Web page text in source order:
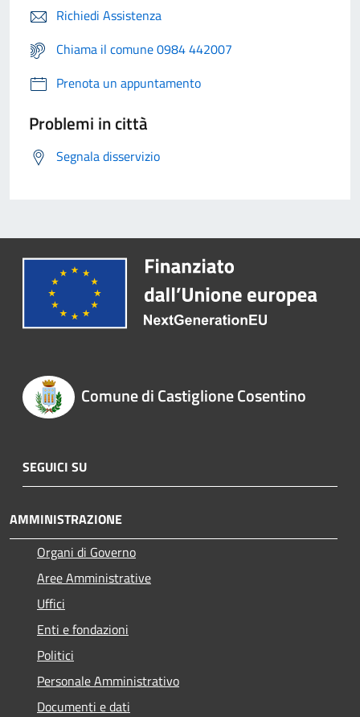
Richiedi Assistenza
Chiama il comune 0984 442007
Prenota un appuntamento
Problemi in città
Segnala disservizio
Comune di Castiglione Cosentino
SEGUICI SU
AMMINISTRAZIONE
Organi di Governo
Aree Amministrative
Uffici
Enti e fondazioni
Politici
Personale Amministrativo
Documenti e dati